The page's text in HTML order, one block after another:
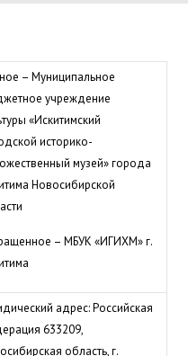
– Муниципальное
учреждение
«Искитимский
историко-
музей» города
Новосибирской
– МБУК «ИГИХМ» г.
адрес: Российская
633209,
область, г.